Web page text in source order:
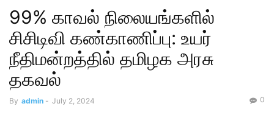
99% காவல் நிலையங்களில்
சிசிடிவி கண்காணிப்பு: உயர்
நீதிமன்றத்தில் தமிழக அரசு
தகவல்
By admin - July 2, 2024 0